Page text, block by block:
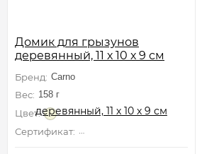
Домик для грызунов
деревянный, 11 х 10 х 9 см
Бренд: Carno
Вес: 158 г
Цвет:
Сертификат: Не подлежит сертификации